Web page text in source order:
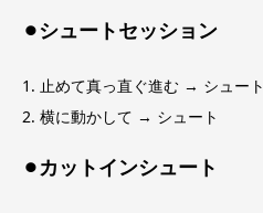
⚫︎シュートセッション
1. 止めて真っ直ぐ進む → シュート
2. 横に動かして → シュート
⚫︎カットインシュート